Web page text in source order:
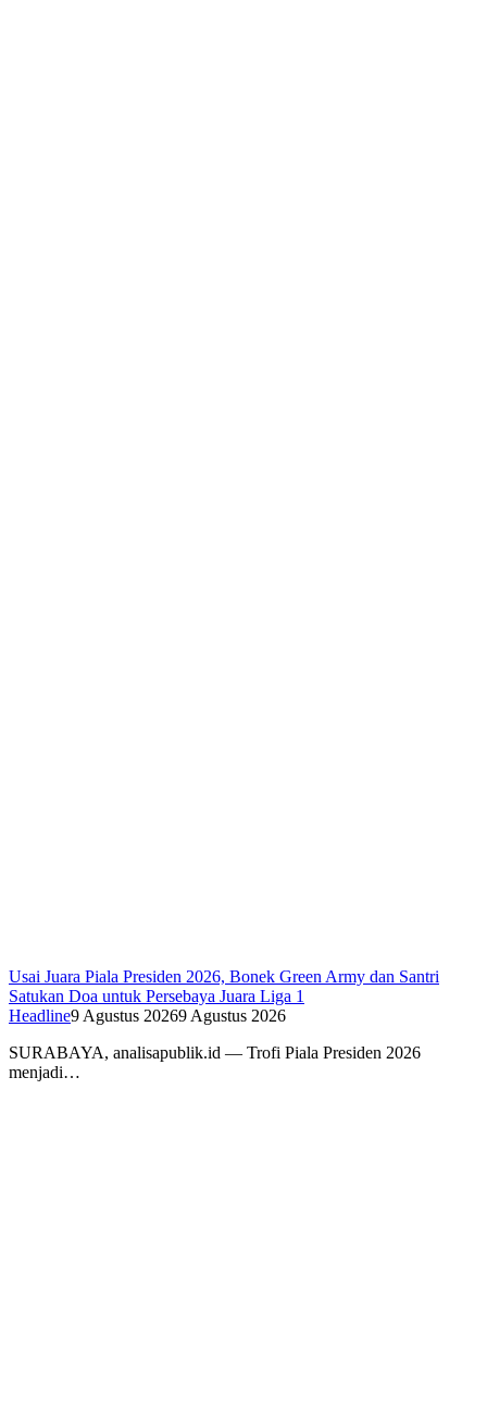
Usai Juara Piala Presiden 2026, Bonek Green Army dan Santri
Satukan Doa untuk Persebaya Juara Liga 1
Headline9 Agustus 20269 Agustus 2026
SURABAYA, analisapublik.id — Trofi Piala Presiden 2026
menjadi…